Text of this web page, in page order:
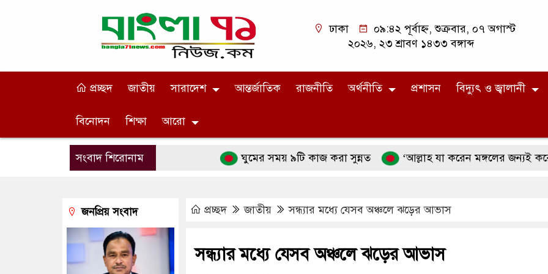
ঢাকা
০৯:৪২ পূর্বাহ্ন, শুক্রবার, ০৭ অগাস্ট
২০২৬, ২৩ শ্রাবণ ১৪৩৩ বঙ্গাব্দ
প্রচ্ছদ জাতীয় সারাদেশ আন্তর্জাতিক রাজনীতি অর্থনীতি প্রশাসন বিদ্যুৎ ও জ্বালানী
বিনোদন শিক্ষা আরো
সংবাদ শিরোনাম ঘুমের সময় ৯টি কাজ করা সুন্নত ‘আল্লাহ যা করেন মঙ্গলের জন্যই করেন’
প্রচ্ছদ জাতীয় সন্ধ্যার মধ্যে যেসব অঞ্চলে ঝড়ের আভাস
সন্ধ্যার মধ্যে যেসব অঞ্চলে ঝড়ের আভাস
জনপ্রিয় সংবাদ